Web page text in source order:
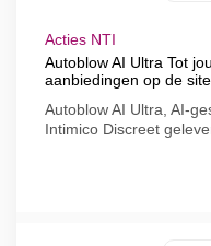
Acties NTI
Autoblow AI Ultra Tot
aanbiedingen op de
Autoblow AI Ultra, AI-
Intimico Discreet